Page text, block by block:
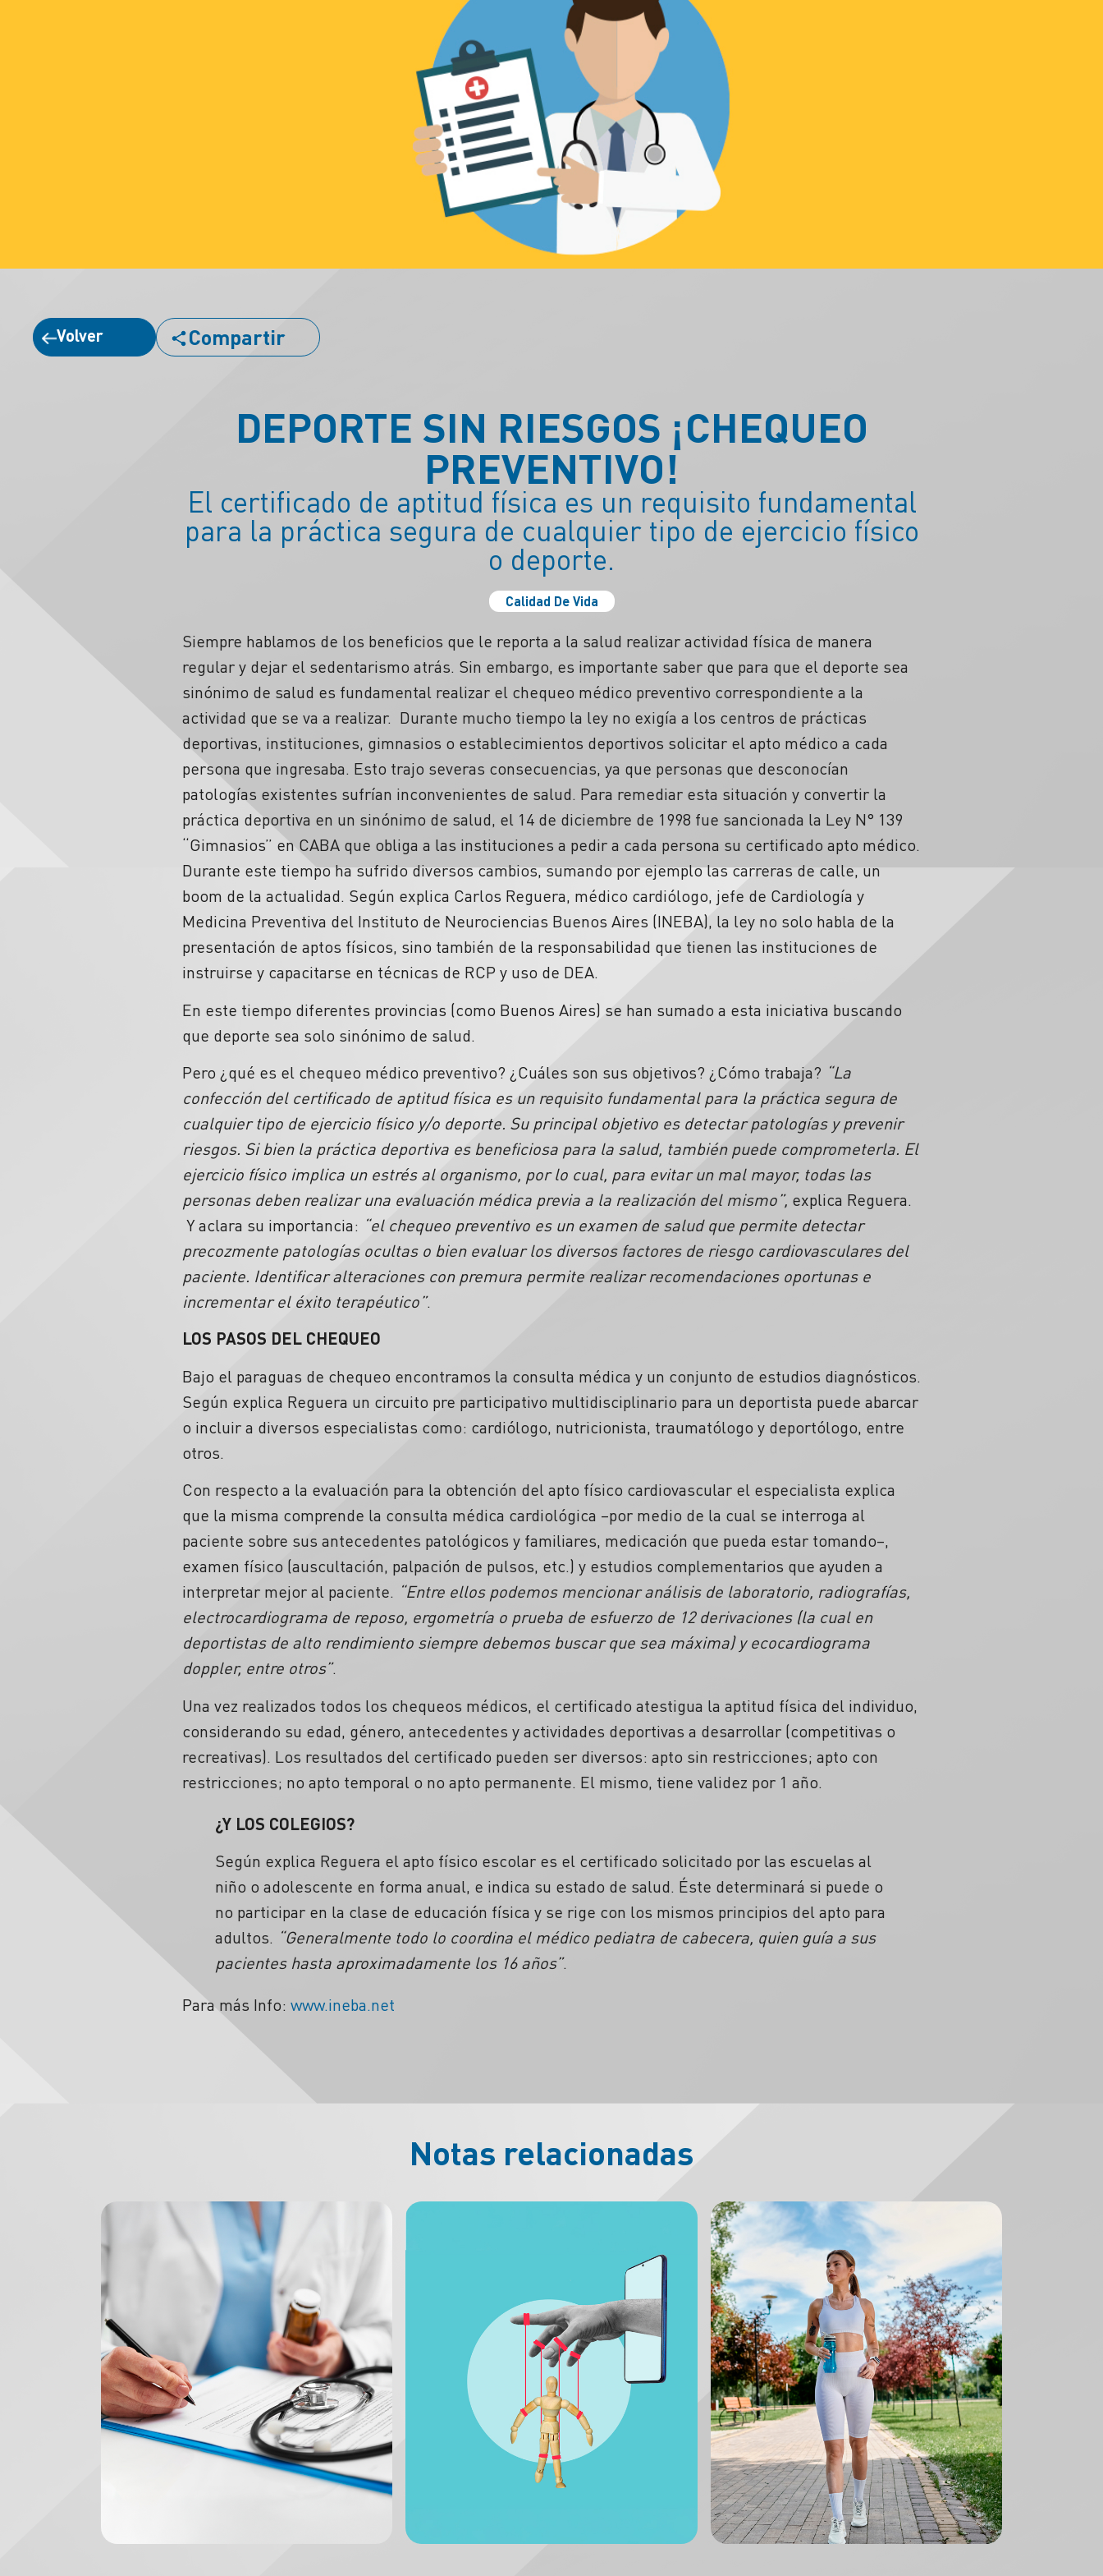
Volver Compartir
DEPORTE SIN RIESGOS ¡CHEQUEO
PREVENTIVO!
El certificado de aptitud física es un requisito fundamental
para la práctica segura de cualquier tipo de ejercicio físico
o deporte.
Calidad De Vida
Siempre hablamos de los beneficios que le reporta a la salud realizar actividad física de manera
regular y dejar el sedentarismo atrás. Sin embargo, es importante saber que para que el deporte sea
sinónimo de salud es fundamental realizar el chequeo médico preventivo correspondiente a la
actividad que se va a realizar. Durante mucho tiempo la ley no exigía a los centros de prácticas
deportivas, instituciones, gimnasios o establecimientos deportivos solicitar el apto médico a cada
persona que ingresaba. Esto trajo severas consecuencias, ya que personas que desconocían
patologías existentes sufrían inconvenientes de salud. Para remediar esta situación y convertir la
práctica deportiva en un sinónimo de salud, el 14 de diciembre de 1998 fue sancionada la Ley N° 139
“Gimnasios” en CABA que obliga a las instituciones a pedir a cada persona su certificado apto médico.
Durante este tiempo ha sufrido diversos cambios, sumando por ejemplo las carreras de calle, un
boom de la actualidad. Según explica Carlos Reguera, médico cardiólogo, jefe de Cardiología y
Medicina Preventiva del Instituto de Neurociencias Buenos Aires (INEBA), la ley no solo habla de la
presentación de aptos físicos, sino también de la responsabilidad que tienen las instituciones de
instruirse y capacitarse en técnicas de RCP y uso de DEA.
En este tiempo diferentes provincias (como Buenos Aires) se han sumado a esta iniciativa buscando
que deporte sea solo sinónimo de salud.
Pero ¿qué es el chequeo médico preventivo? ¿Cuáles son sus objetivos? ¿Cómo trabaja? “La
confección del certificado de aptitud física es un requisito fundamental para la práctica segura de
cualquier tipo de ejercicio físico y/o deporte. Su principal objetivo es detectar patologías y prevenir
riesgos. Si bien la práctica deportiva es beneficiosa para la salud, también puede comprometerla. El
ejercicio físico implica un estrés al organismo, por lo cual, para evitar un mal mayor, todas las
personas deben realizar una evaluación médica previa a la realización del mismo”, explica Reguera.
Y aclara su importancia: “el chequeo preventivo es un examen de salud que permite detectar
precozmente patologías ocultas o bien evaluar los diversos factores de riesgo cardiovasculares del
paciente. Identificar alteraciones con premura permite realizar recomendaciones oportunas e
incrementar el éxito terapéutico”.
LOS PASOS DEL CHEQUEO
Bajo el paraguas de chequeo encontramos la consulta médica y un conjunto de estudios diagnósticos.
Según explica Reguera un circuito pre participativo multidisciplinario para un deportista puede abarcar
o incluir a diversos especialistas como: cardiólogo, nutricionista, traumatólogo y deportólogo, entre
otros.
Con respecto a la evaluación para la obtención del apto físico cardiovascular el especialista explica
que la misma comprende la consulta médica cardiológica –por medio de la cual se interroga al
paciente sobre sus antecedentes patológicos y familiares, medicación que pueda estar tomando–,
examen físico (auscultación, palpación de pulsos, etc.) y estudios complementarios que ayuden a
interpretar mejor al paciente. “Entre ellos podemos mencionar análisis de laboratorio, radiografías,
electrocardiograma de reposo, ergometría o prueba de esfuerzo de 12 derivaciones (la cual en
deportistas de alto rendimiento siempre debemos buscar que sea máxima) y ecocardiograma
doppler, entre otros”.
Una vez realizados todos los chequeos médicos, el certificado atestigua la aptitud física del individuo,
considerando su edad, género, antecedentes y actividades deportivas a desarrollar (competitivas o
recreativas). Los resultados del certificado pueden ser diversos: apto sin restricciones; apto con
restricciones; no apto temporal o no apto permanente. El mismo, tiene validez por 1 año.
¿Y LOS COLEGIOS?
Según explica Reguera el apto físico escolar es el certificado solicitado por las escuelas al
niño o adolescente en forma anual, e indica su estado de salud. Éste determinará si puede o
no participar en la clase de educación física y se rige con los mismos principios del apto para
adultos. “Generalmente todo lo coordina el médico pediatra de cabecera, quien guía a sus
pacientes hasta aproximadamente los 16 años”.
Para más Info: www.ineba.net
Notas relacionadas